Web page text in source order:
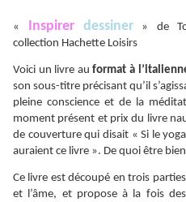
« Inspirer dessiner » de
collection Hachette Loisirs
Voici un livre auformat à
son sous-titre précisant qu’il
pleine conscience et de la
moment présent et prix du livre
de couverture qui disait « Si le
auraient ce livre ». De quoi être
Ce livre est découpé en trois
et l’âme, et propose à la fois